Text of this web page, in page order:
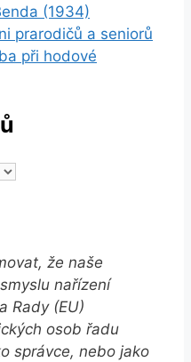
(1934)
prarodičů a seniorů
při hodové
že naše
nařízení
Rady (EU)
osob řadu
správce, nebo jako